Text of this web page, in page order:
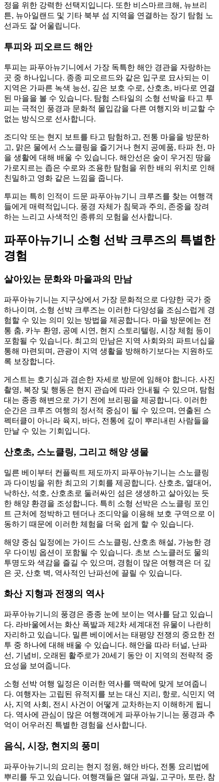
정을 위한 강력한 선택지입니다. 또한 비스마르크해, 뉴브리
튼, 뉴아일랜드 및 기타 북부 섬 지역을 연결하는 장기 탐험 노
선과도 잘 어울립니다.
투피와 피오르드 해안
투피는 파푸아뉴기니에서 가장 독특한 해안 경관을 자랑하는
곳 중 하나입니다. 종종 피오르드와 같은 입구로 묘사되는 이
지역은 가파른 녹색 능선, 깊은 보호 수로, 산호초, 바다로 연결
된 마을을 볼 수 있습니다. 탐험 스타일의 소형 선박을 타고 투
피는 극적인 풍경과 문화적 몰입감을 다른 여행지와 비교할 수
없는 방식으로 선사합니다.
조디악 또는 현지 보트를 타고 탐험하고, 전통 마을을 방문하
고, 맑은 물에서 스노클링을 즐기거나 현지 공예품, 타파 천, 마
을 생활에 대해 배울 수 있습니다. 해안선은 숲이 우거진 땅을
가로지르는 좁은 수로와 조용한 탐험을 위한 배의 위치로 인해
친밀하고 영화 같은 느낌을 줍니다.
투피는 특히 인적이 드문 파푸아뉴기니 크루즈를 찾는 여행객
들에게 매력적입니다. 풍경 자체가 침묵과 주의, 존중을 장려
하는 느리고 사색적인 종류의 모험을 선사합니다.
파푸아뉴기니 소형 선박 크루즈의 특별한
경험
살아있는 문화와 마을과의 만남
파푸아뉴기니는 지구상에서 가장 문화적으로 다양한 국가 중
하나이며, 소형 선박 크루즈는 이러한 다양성을 조심스럽게 경
험할 수 있는 의미 있는 방법을 제공합니다. 마을 방문에는 전
통 춤, 카누 환영, 공예 시연, 현지 스토리텔링, 시장 체험 등이
포함될 수 있습니다. 최고의 만남은 지역 사회와의 파트너십을
통해 마련되며, 관광이 지역 생활을 방해하기보다는 지원하도
록 보장합니다.
게스트는 호기심과 겸손한 자세로 방문에 임해야 합니다. 사진
촬영, 복장 및 행동은 현지 관습에 따라 안내될 수 있으며, 탐험
대는 종종 해변으로 가기 전에 브리핑을 제공합니다. 이러한
순간은 크루즈 여행의 정서적 중심이 될 수 있으며, 연출된 스
펙터클이 아니라 육지, 바다, 전통에 깊이 뿌리내린 사람들을
만날 수 있는 기회입니다.
산호초, 스노클링, 그리고 해양 생물
밀른 베이부터 컨플릭트 제도까지 파푸아뉴기니는 스노클링
과 다이빙을 위한 최고의 기회를 제공합니다. 산호초, 열대어,
낙하산, 석호, 산호초로 둘러싸인 섬은 생생하고 살아있는 듯
한 해양 환경을 조성합니다. 특히 소형 선박은 스노클링 포인
트 근처에 정박하고 텐더나 조디악을 이용해 보호 구역으로 이
동하기 때문에 이러한 체험을 더욱 쉽게 할 수 있습니다.
해양 중심 일정에는 가이드 스노클링, 산호초 해설, 가능한 경
우 다이빙 옵션이 포함될 수 있습니다. 초보 스노클러도 물의
투명도와 색감을 즐길 수 있으며, 경험이 많은 여행객은 더 깊
은 곳, 산호 벽, 역사적인 난파선에 끌릴 수 있습니다.
화산 지형과 전쟁의 역사
파푸아뉴기니의 풍경은 종종 눈에 보이는 역사를 담고 있습니
다. 라바울에서는 화산 폭발과 제2차 세계대전 유물이 나란히
자리하고 있습니다. 밀른 베이에서는 태평양 전쟁의 중요한 전
투 중 하나에 대해 배울 수 있습니다. 해안을 따라 터널, 난파
선, 기념비, 오래된 활주로가 20세기 동안 이 지역의 전략적 중
요성을 보여줍니다.
소형 선박 여행 일정은 이러한 역사를 맥락에 맞게 보여줍니
다. 여행자는 고립된 유적지를 보는 대신 지리, 항로, 식민지 역
사, 지역 사회, 전시 사건이 어떻게 교차하는지 이해하게 됩니
다. 역사에 관심이 많은 여행객에게 파푸아뉴기니는 풍경과 추
억이 어우러진 특별한 경험을 선사합니다.
음식, 시장, 현지의 풍미
파푸아뉴기니의 요리는 현지 정원, 해안 바다, 전통 요리법에
뿌리를 두고 있습니다. 여행객들은 열대 과일, 고구마, 토란, 참